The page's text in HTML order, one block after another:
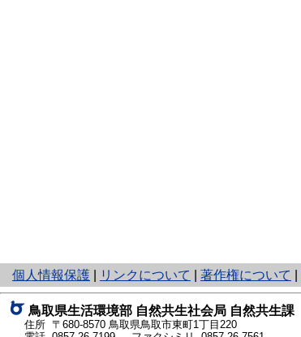
個人情報保護
と
り
ネ
ッ
リンクについて 著作権について
鳥取県生活環境部 自然共生社会局 自然共生課
住所 〒680-8570 鳥取県鳥取市東町1丁目220